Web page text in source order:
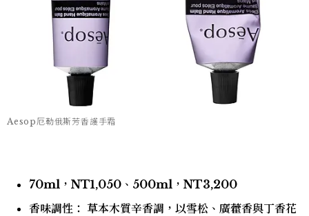
Aesop厄勒俄斯芳香護手霜
70ml，NT1,050、500ml，NT3,200
香味調性： 草本木質辛香調，以雪松、廣藿香與丁香花